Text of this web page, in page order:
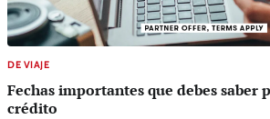
DE VIAJE
Fechas importantes que debes saber
crédito